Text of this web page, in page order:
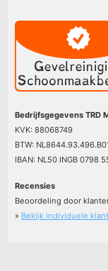
Bedrijfsgegevens TRD
KVK: 88068749
BTW:
IBAN: NL50 INGB 0798
Recensies
Beoordeling door
» Bekijk individuele